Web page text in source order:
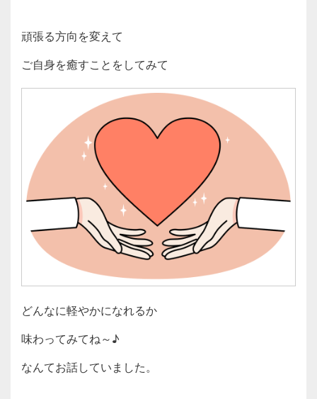
頑張る方向を変えて
ご自身を癒すことをしてみて
どんなに軽やかになれるか
味わってみてね～♪
なんてお話していました。